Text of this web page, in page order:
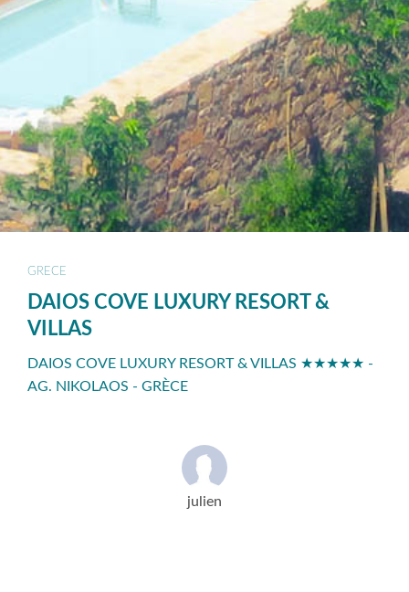
GRECE
DAIOS COVE LUXURY RESORT &
VILLAS
DAIOS COVE LUXURY RESORT & VILLAS ★★★★★ -
AG. NIKOLAOS - GRÈCE
julien